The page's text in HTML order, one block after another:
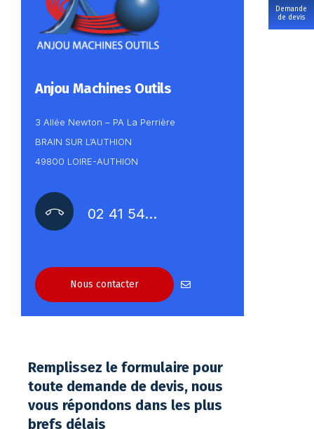
Demande
de devis
Anjou Machines Outils
3 Allée Newton – PA La Perrière
BRAIN SUR L’AUTHION
49800 LOIRE-AUTHION
02 41 54…
Nous contacter
Remplissez le formulaire pour
toute demande de devis, nous
vous répondons dans les plus
brefs délais